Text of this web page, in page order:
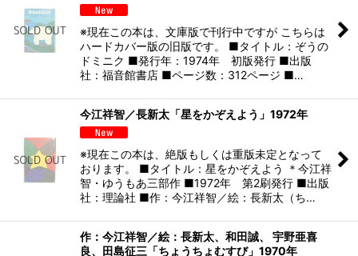
※現在この本は、文庫版で刊行中ですが こちらは
ハードカバー版の旧版です。 ■タイトル：ぞうの
ドミニク ■発行年：1974年 初版発行 ■出版
社：福音館書店 ■ページ数：312ページ ■…
今江祥智／長新太「星をかぞえよう」1972年
※現在この本は、絶版もしくは重版未定となって
おります。 ■タイトル：星をかぞえよう ＊今江祥
智・ゆうもあ三部作 ■1972年 第2刷発行 ■出版
社：理論社 ■作：今江祥智／絵：長新太（ち…
作：今江祥智／絵：長新太、和田誠、 宇野亜喜
良、田島征三「ちょうちょむすび」1970年